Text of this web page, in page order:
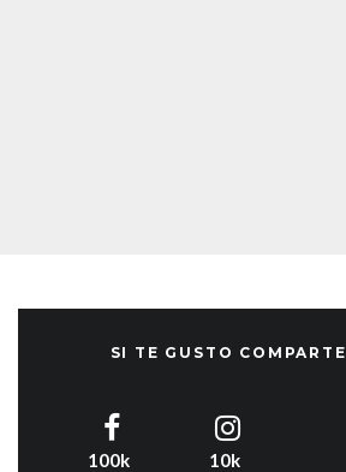
SI TE GUSTO COMPARTE
100k 10k